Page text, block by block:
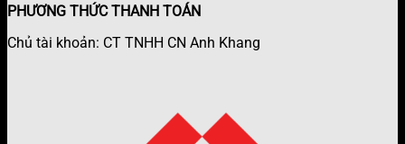
PHƯƠNG THỨC THANH TOÁN
Chủ tài khoản: CT TNHH CN Anh Khang